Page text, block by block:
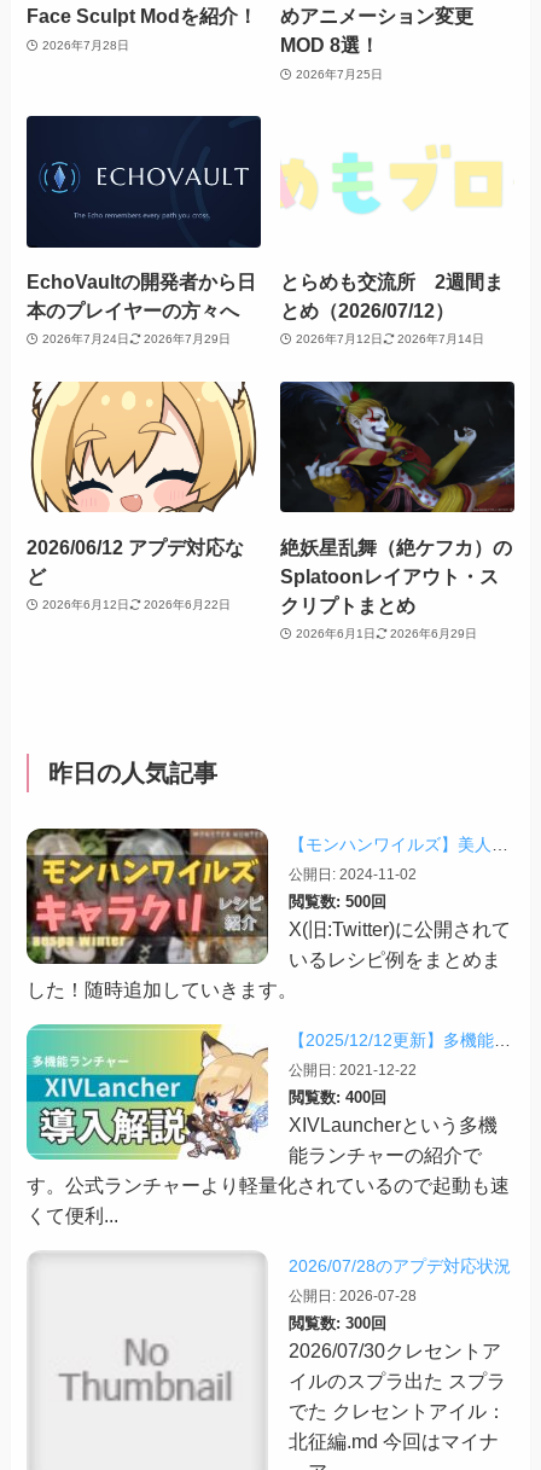
Face Sculpt Modを紹介！
2026年7月28日
めアニメーション変更
MOD 8選！
2026年7月25日
EchoVaultの開発者から日
本のプレイヤーの方々へ
2026年7月24日 2026年7月29日
とらめも交流所 2週間ま
とめ（2026/07/12）
2026年7月12日 2026年7月14日
2026/06/12 アプデ対応な
ど
2026年6月12日 2026年6月22日
絶妖星乱舞（絶ケフカ）の
Splatoonレイアウト・ス
クリプトまとめ
2026年6月1日 2026年6月29日
昨日の人気記事
公開日: 2024-11-02
閲覧数: 500回
X(旧:Twitter)に公開されて
いるレシピ例をまとめま
した！随時追加していきます。
【2025/12/12更新】多機能ランチャー「XIVLauncher」の導入方法・使い方について
公開日: 2021-12-22
閲覧数: 400回
XIVLauncherという多機
能ランチャーの紹介で
す。公式ランチャーより軽量化されているので起動も速
くて便利...
2026/07/28のアプデ対応状況
公開日: 2026-07-28
閲覧数: 300回
2026/07/30クレセントア
イルのスプラ出た スプラ
でた クレセントアイル：
北征編.md 今回はマイナ